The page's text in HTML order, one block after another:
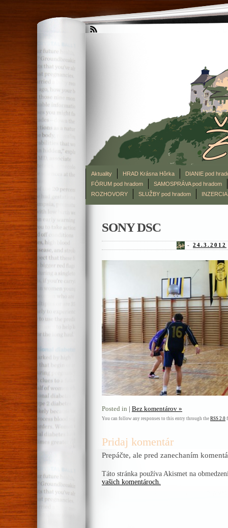
Aktuality HRAD Krásna Hôrka
DIANIE pod
FÓRUM pod hradom
SAMOSPRÁVA pod hradom
ROZHOVORY
SLUŽBY pod hradom
SONY DSC
- 24.3.2012
Posted in | Bez komentárov »
You can follow any responses to this entry through the RSS 2.0
Pridaj komentár
Prepáčte, ale pred zanechaním
Táto stránka používa Akismet na
vašich komentároch.